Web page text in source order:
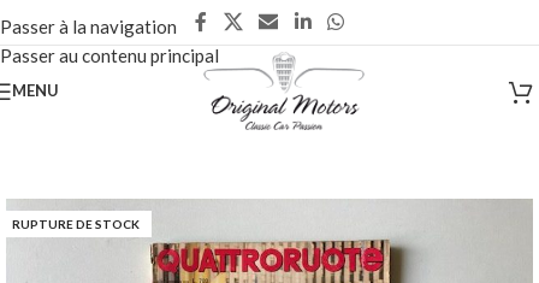
Passer à la navigation
Passer au contenu principal
MENU
RUPTURE DE STOCK